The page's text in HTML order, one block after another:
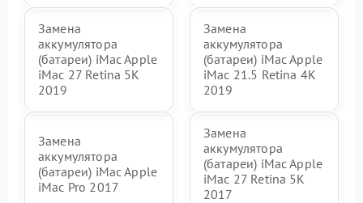
Замена
аккумулятора
(батареи) iMac Apple
iMac 27 Retina 5K
2019
Замена
аккумулятора
(батареи) iMac Apple
iMac 21.5 Retina 4K
2019
Замена
аккумулятора
(батареи) iMac Apple
iMac Pro 2017
Замена
аккумулятора
(батареи) iMac Apple
iMac 27 Retina 5K
2017